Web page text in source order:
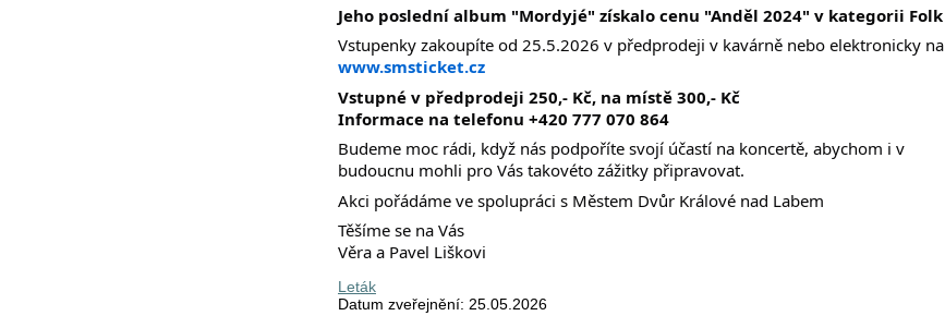
Jeho poslední album "Mordyjé" získalo cenu "Anděl 2024" v kategorii Folk
Vstupenky zakoupíte od 25.5.2026 v předprodeji v kavárně nebo elektronicky na
www.smsticket.cz
Vstupné v předprodeji 250,- Kč, na místě 300,- Kč
Informace na telefonu +420 777 070 864
Budeme moc rádi, když nás podpoříte svojí účastí na koncertě, abychom i v
budoucnu mohli pro Vás takovéto zážitky připravovat.
Akci pořádáme ve spolupráci s Městem Dvůr Králové nad Labem
Těšíme se na Vás
Věra a Pavel Liškovi
Leták
Datum zveřejnění: 25.05.2026